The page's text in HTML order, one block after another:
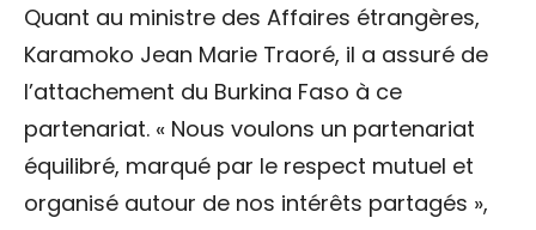
Quant au ministre des Affaires étrangères,
Karamoko Jean Marie Traoré, il a assuré de
l’attachement du Burkina Faso à ce
partenariat. « Nous voulons un partenariat
équilibré, marqué par le respect mutuel et
organisé autour de nos intérêts partagés »,